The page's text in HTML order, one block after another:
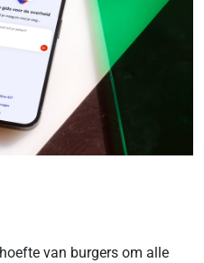
van burgers om alle